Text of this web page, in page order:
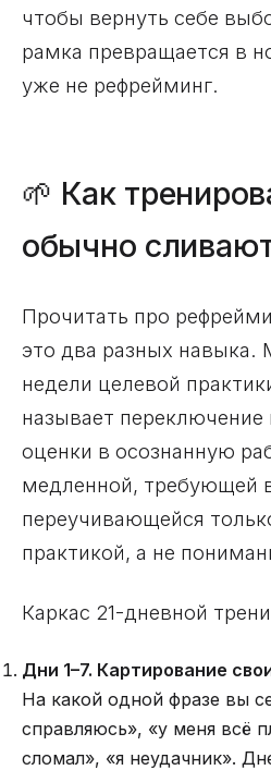
чтобы вернуть себе
рамка превращается в
уже не рефрейминг.
🌱 Как
обычно
Прочитать про
это два разных
недели целевой
называет переключение
оценки в осознанную
медленной, требующей
переучивающейся
практикой, а не
Каркас 21-дневной
Дни 1–7. Картирование
На какой одной фразе вы
справляюсь», «у меня всё
сломал», «я неудачник».